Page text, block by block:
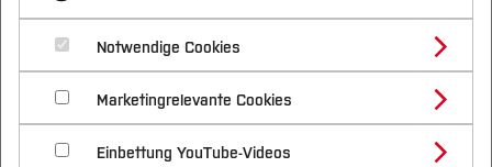
Studienangebote
Bachelorstudiengänge
Masterstudiengänge
Vor dem Studium
Bewerben & Einschreiben
Bewerbungsportal
Im Studium
Studienbüros und Prüfungen
Nach dem Studium
Forschung & Transfer
Profil
Forschungs- und Transferprofil
Schwerpunkte (FuT)
Beratung & Förderung
Nachhaltigkeit
Nachhaltigkeit studieren
International
Lehre
Team
Team
Ob in Vorlesungen, Laboren oder Projekten – unser
Team unterstützt Sie auf Ihrem Weg durch das
Studium.
Notwendige Cookies
Marketingrelevante Cookies
Einbettung YouTube-Videos